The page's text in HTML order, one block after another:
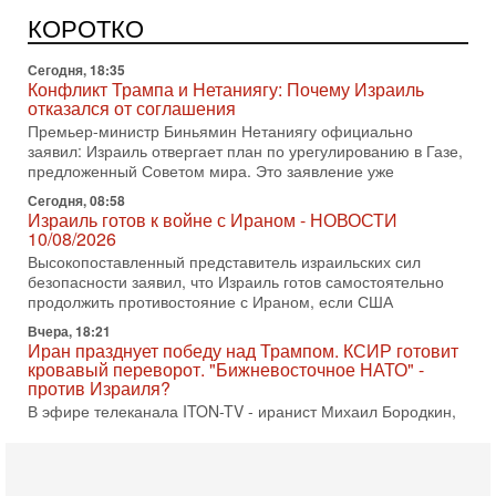
КОРОТКО
ЦАХАЛа в отставке, писатель, журналист, военный историк.
Ведет программу Александр Гур-Арье.
Сегодня, 18:35
Конфликт Трампа и Нетаниягу: Почему Израиль
отказался от соглашения
Премьер-министр Биньямин Нетаниягу официально
заявил: Израиль отвергает план по урегулированию в Газе,
предложенный Советом мира. Это заявление уже
Сегодня, 08:58
Израиль готов к войне с Ираном - НОВОСТИ
10/08/2026
Высокопоставленный представитель израильских сил
безопасности заявил, что Израиль готов самостоятельно
продолжить противостояние с Ираном, если США
Вчера, 18:21
Иран празднует победу над Трампом. КСИР готовит
кровавый переворот. "Бижневосточное НАТО" -
против Израиля?
В эфире телеканала ITON-TV - иранист Михаил Бородкин,